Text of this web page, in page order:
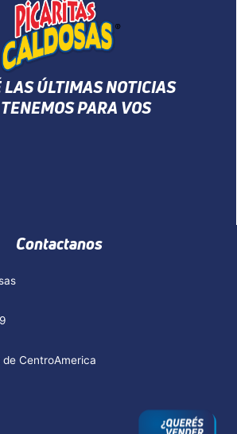
LAS ÚLTIMAS NOTICIAS
PARA VOS
Contactanos
CentroAmerica